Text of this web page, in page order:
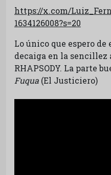
https://x.com/
1634126008?s=20
Lo único que espero de
decaiga en la sencillez
RHAPSODY. La parte
Fuqua (El Justiciero)